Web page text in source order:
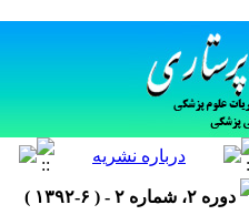
دوره ۲، شماره ۲ - ( ۶-۱۳۹۲ )